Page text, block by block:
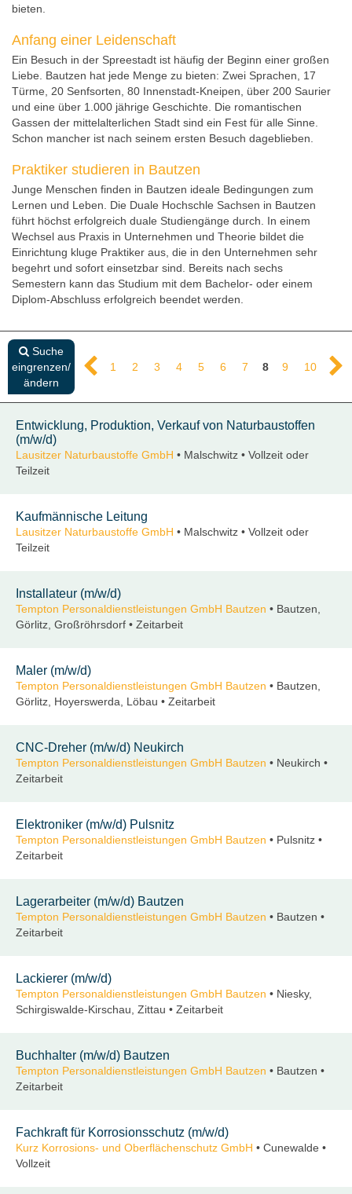
bieten.
Anfang einer Leidenschaft
Ein Besuch in der Spreestadt ist häufig der Beginn einer großen
Liebe. Bautzen hat jede Menge zu bieten: Zwei Sprachen, 17
Türme, 20 Senfsorten, 80 Innenstadt-Kneipen, über 200 Saurier
und eine über 1.000 jährige Geschichte. Die romantischen
Gassen der mittelalterlichen Stadt sind ein Fest für alle Sinne.
Schon mancher ist nach seinem ersten Besuch dageblieben.
Praktiker studieren in Bautzen
Junge Menschen finden in Bautzen ideale Bedingungen zum
Lernen und Leben. Die Duale Hochschle Sachsen in Bautzen
führt höchst erfolgreich duale Studiengänge durch. In einem
Wechsel aus Praxis in Unternehmen und Theorie bildet die
Einrichtung kluge Praktiker aus, die in den Unternehmen sehr
begehrt und sofort einsetzbar sind. Bereits nach sechs
Semestern kann das Studium mit dem Bachelor- oder einem
Diplom-Abschluss erfolgreich beendet werden.
Suche
eingrenzen/
ändern
1 2 3 4 5 6 7 8 9 10
Entwicklung, Produktion, Verkauf von Naturbaustoffen
(m/w/d)
Lausitzer Naturbaustoffe GmbH • Malschwitz • Vollzeit oder
Teilzeit
Kaufmännische Leitung
Lausitzer Naturbaustoffe GmbH • Malschwitz • Vollzeit oder
Teilzeit
Installateur (m/w/d)
Tempton Personaldienstleistungen GmbH Bautzen • Bautzen,
Görlitz, Großröhrsdorf • Zeitarbeit
Maler (m/w/d)
Tempton Personaldienstleistungen GmbH Bautzen • Bautzen,
Görlitz, Hoyerswerda, Löbau • Zeitarbeit
CNC-Dreher (m/w/d) Neukirch
Tempton Personaldienstleistungen GmbH Bautzen • Neukirch •
Zeitarbeit
Elektroniker (m/w/d) Pulsnitz
Tempton Personaldienstleistungen GmbH Bautzen • Pulsnitz •
Zeitarbeit
Lagerarbeiter (m/w/d) Bautzen
Tempton Personaldienstleistungen GmbH Bautzen • Bautzen •
Zeitarbeit
Lackierer (m/w/d)
Tempton Personaldienstleistungen GmbH Bautzen • Niesky,
Schirgiswalde-Kirschau, Zittau • Zeitarbeit
Buchhalter (m/w/d) Bautzen
Tempton Personaldienstleistungen GmbH Bautzen • Bautzen •
Zeitarbeit
Fachkraft für Korrosionsschutz (m/w/d)
Kurz Korrosions- und Oberflächenschutz GmbH • Cunewalde •
Vollzeit